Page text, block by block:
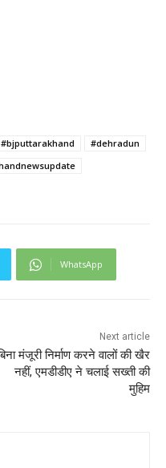
#bjputtarakhand
#dehradun
WhatsApp
Next article
मंजूरी निर्माण करने वालों की खैर
नहीं, एमडीडीए ने चलाई सख्ती की
मुहिम